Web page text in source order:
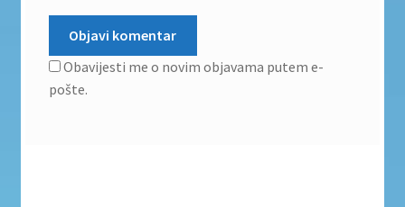
Obavijesti me o novim objavama putem e-
pošte.